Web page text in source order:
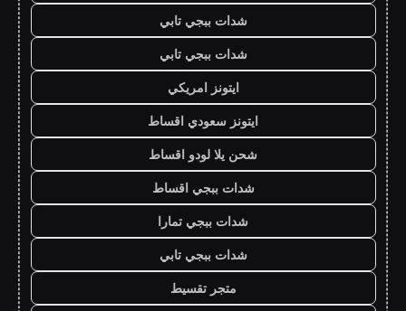
شدات ببجي تابي
شدات ببجي تابي
ايتونز امريكي
ايتونز سعودي اقساط
شحن يلا لودو اقساط
شدات ببجي اقساط
شدات ببجي تمارا
شدات ببجي تابي
متجر تقسيط